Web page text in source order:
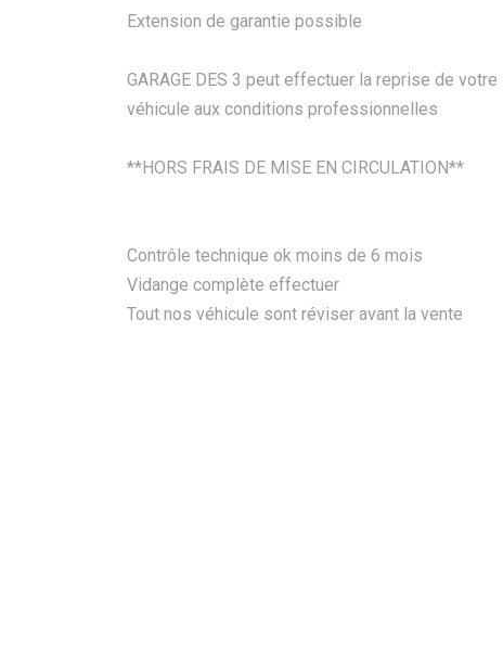
Extension de garantie possible
GARAGE DES 3 peut effectuer la reprise de votre
véhicule aux conditions professionnelles
**HORS FRAIS DE MISE EN CIRCULATION**
Contrôle technique ok moins de 6 mois
Vidange complète effectuer
Tout nos véhicule sont réviser avant la vente